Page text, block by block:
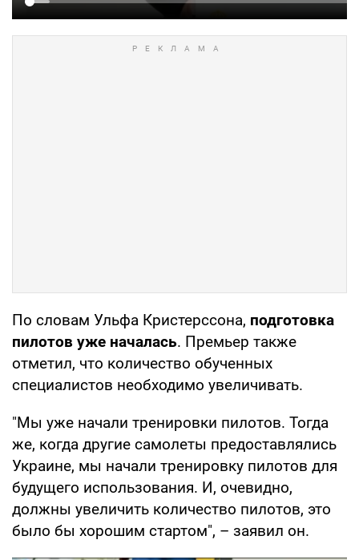
По словам Ульфа Кристерссона, подготовка
пилотов уже началась. Премьер также
отметил, что количество обученных
специалистов необходимо увеличивать.
"Мы уже начали тренировки пилотов. Тогда
же, когда другие самолеты предоставлялись
Украине, мы начали тренировку пилотов для
будущего использования. И, очевидно,
должны увеличить количество пилотов, это
было бы хорошим стартом", – заявил он.